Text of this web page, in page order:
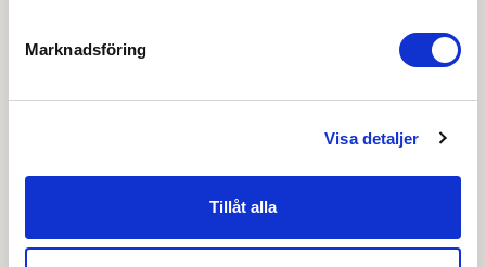
Marknadsföring
Visa detaljer
Tillåt alla
Projekteringsguide
uppdaterade dokument hos leverantören. Vi jobbar
löpande med att säkerställa att våra dokument är så